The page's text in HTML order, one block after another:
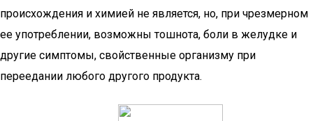
происхождения и химией не является, но, при чрезмерном
ее употреблении, возможны тошнота, боли в желудке и
другие симптомы, свойственные организму при
переедании любого другого продукта.